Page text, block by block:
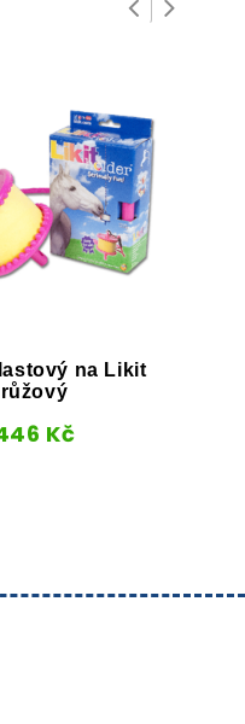
na Likit
růžový
Kč